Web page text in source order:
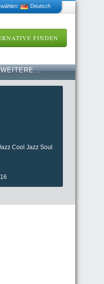
Deutsch
FINDEN
WEITERE...
Cool Jazz Soul